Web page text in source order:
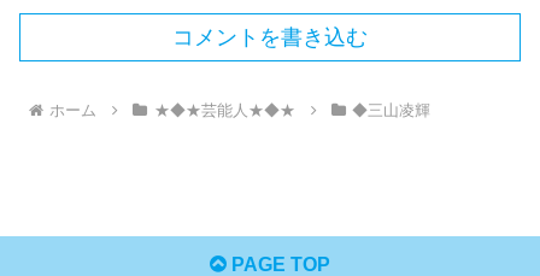
コメントを書き込む
ホーム ★◆★芸能人★◆★ ◆三山凌輝
PAGE TOP